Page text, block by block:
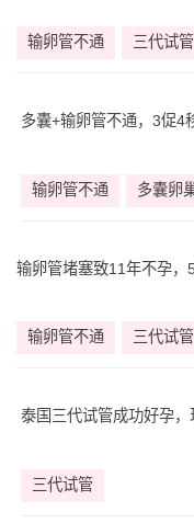
输卵管不通 三代试管
多囊+输卵管不通，3促4
输卵管不通 多囊卵
输卵管堵塞致11年不孕，
输卵管不通 三代试管
泰国三代试管成功好孕
三代试管